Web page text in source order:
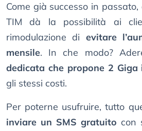
Come già successo in
TIM dà la possibilità ai
rimodulazione di evitare
mensile. In che modo?
dedicata che propone 2
gli stessi costi.
Per poterne usufruire, tutto
inviare un SMS gratuito con